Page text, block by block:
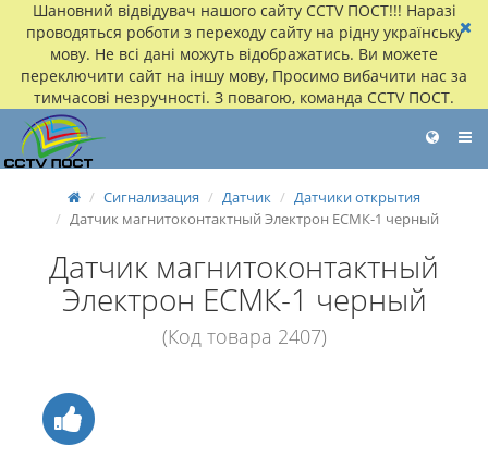
Шановний відвідувач нашого сайту CCTV ПОСТ!!! Наразі
проводяться роботи з переходу сайту на рідну українську
мову. Не всі дані можуть відображатись. Ви можете
переключити сайт на іншу мову, Просимо вибачити нас за
тимчасові незручності. З повагою, команда CCTV ПОСТ.
Сигнализация Датчик
Датчики открытия
Датчик магнитоконтактный Электрон ЕСМК-1 черный
Датчик магнитоконтактный
Электрон ЕСМК-1 черный
(Код товара 2407)